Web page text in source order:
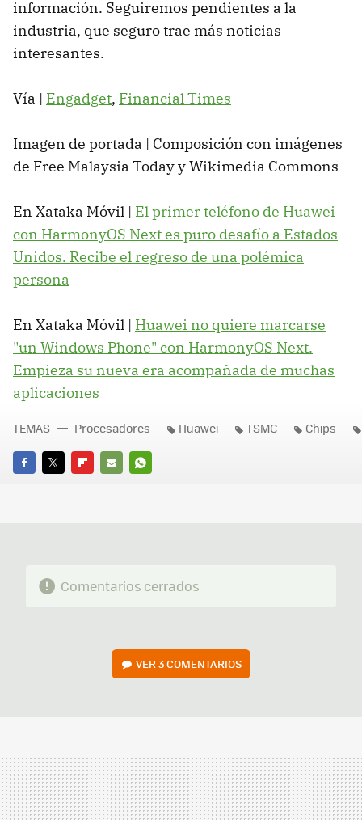
información. Seguiremos pendientes a la
industria, que seguro trae más noticias
interesantes.
Vía | Engadget, Financial Times
Imagen de portada | Composición con imágenes
de Free Malaysia Today y Wikimedia Commons
En Xataka Móvil | El primer teléfono de Huawei
con HarmonyOS Next es puro desafío a Estados
Unidos. Recibe el regreso de una polémica
persona
En Xataka Móvil | Huawei no quiere marcarse
"un Windows Phone" con HarmonyOS Next.
Empieza su nueva era acompañada de muchas
aplicaciones
FACEBOOK
TWITTERFLIPBOARD
E-
WHATSAPP
TEMAS Procesadores Huawei TSMC Chips
Comentarios cerrados
VER3 COMENTARIOS